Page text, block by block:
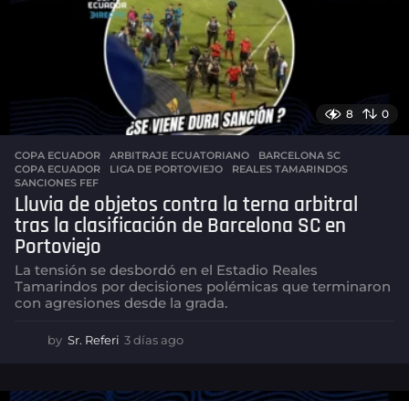
8 0
COPA ECUADOR ARBITRAJE ECUATORIANO ,BARCELONA SC
COPA ECUADOR
,LIGA DE PORTOVIEJO ,REALES TAMARINDOS
SANCIONES FEF
Lluvia de objetos contra la terna arbitral
tras la clasificación de Barcelona SC en
Portoviejo
La tensión se desbordó en el Estadio Reales
Tamarindos por decisiones polémicas que terminaron
con agresiones desde la grada.
by Sr. Referi 3 días ago
a